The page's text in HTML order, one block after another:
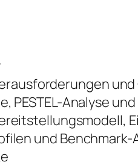
PESTEL-Analyse
und Benchmark-